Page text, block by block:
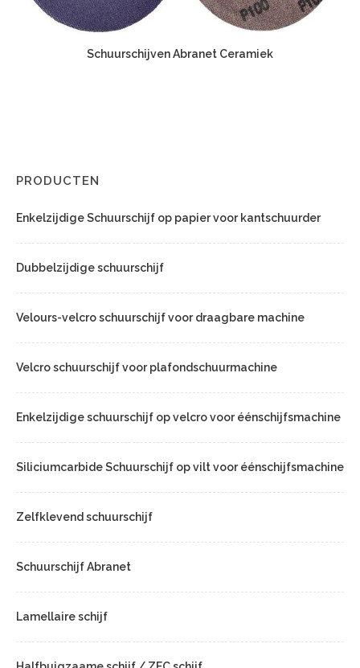
Schuurschijven Abranet Ceramiek
PRODUCTEN
Enkelzijdige Schuurschijf op papier voor kantschuurder
Dubbelzijdige schuurschijf
Velours-velcro schuurschijf voor draagbare machine
Velcro schuurschijf voor plafondschuurmachine
Enkelzijdige schuurschijf op velcro voor éénschijfsmachine
Siliciumcarbide Schuurschijf op vilt voor éénschijfsmachine
Zelfklevend schuurschijf
Schuurschijf Abranet
Lamellaire schijf